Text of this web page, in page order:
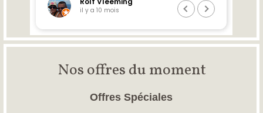
Nos offres du moment
Offres Spéciales